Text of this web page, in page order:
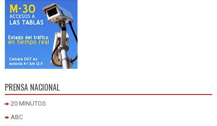
PRENSA NACIONAL
20 MINUTOS
ABC